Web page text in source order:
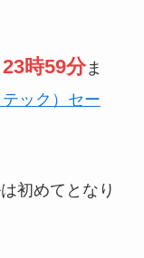
時59分ま
ック）セー
初めてとなり